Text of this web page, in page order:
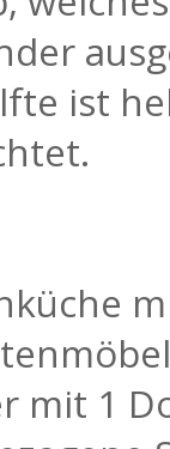
ist
mit 1